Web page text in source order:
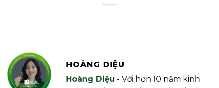
HOÀNG DIỆU
Hoàng Diệu - Với hơn 10 năm kinh